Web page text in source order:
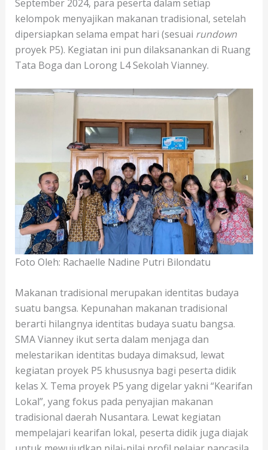
September 2024, para peserta dalam setiap
kelompok menyajikan makanan tradisional, setelah
dipersiapkan selama empat hari (sesuai rundown
proyek P5). Kegiatan ini pun dilaksanankan di Ruang
Tata Boga dan Lorong L4 Sekolah Vianney.
Foto Oleh: Rachaelle Nadine Putri Bilondatu
Makanan tradisional merupakan identitas budaya
suatu bangsa. Kepunahan makanan tradisional
berarti hilangnya identitas budaya suatu bangsa.
SMA Vianney ikut serta dalam menjaga dan
melestarikan identitas budaya dimaksud, lewat
kegiatan proyek P5 khususnya bagi peserta didik
kelas X. Tema proyek P5 yang digelar yakni “Kearifan
Lokal”, yang fokus pada penyajian makanan
tradisional daerah Nusantara. Lewat kegiatan
mempelajari kearifan lokal, peserta didik juga diajak